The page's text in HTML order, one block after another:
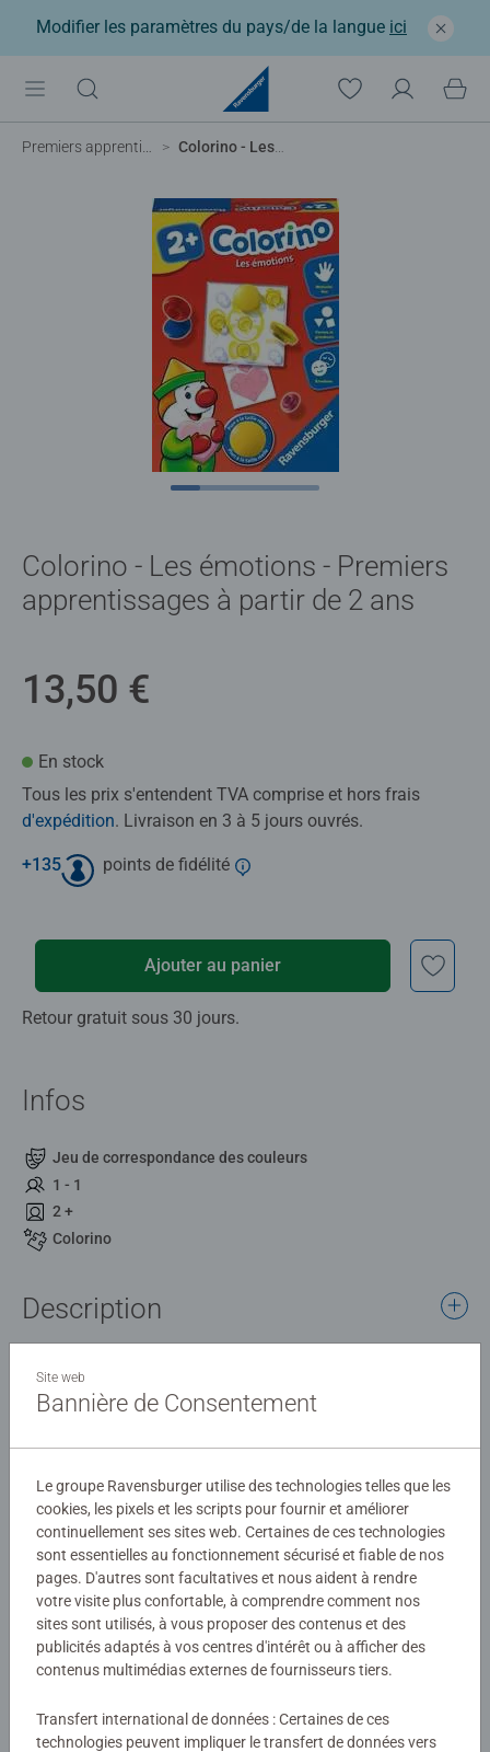
Modifier les paramètres du pays/de la langue ici
Premiers apprentissages Colorino - Les émotions
Colorino - Les émotions - Premiers
apprentissages à partir de 2 ans
13,50 €
En stock
Tous les prix s'entendent TVA comprise et hors frais
d'expédition. Livraison en 3 à 5 jours ouvrés.
+135 points de fidélité
Ajouter au panier
Retour gratuit sous 30 jours.
Infos
Jeu de correspondance des couleurs
1 - 1
2 +
Colorino
Description
Numéro d'article:
20798
EAN:
4005556207985
Avertissements et informations du fabricant
Aucune évaluation n'a encore été
soumise
0/0
Site web
Bannière de Consentement
Le groupe Ravensburger utilise des technologies telles que les
cookies, les pixels et les scripts pour fournir et améliorer
continuellement ses sites web. Certaines de ces technologies
sont essentielles au fonctionnement sécurisé et fiable de nos
pages. D'autres sont facultatives et nous aident à rendre
votre visite plus confortable, à comprendre comment nos
sites sont utilisés, à vous proposer des contenus et des
publicités adaptés à vos centres d'intérêt ou à afficher des
contenus multimédias externes de fournisseurs tiers.
Transfert international de données : Certaines de ces
technologies peuvent impliquer le transfert de données vers